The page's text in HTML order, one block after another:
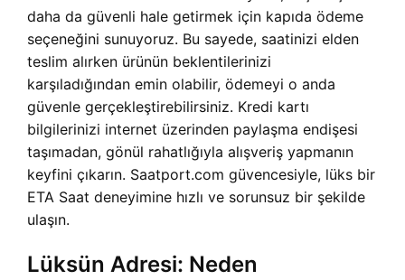
daha da güvenli hale getirmek için kapıda ödeme
seçeneğini sunuyoruz. Bu sayede, saatinizi elden
teslim alırken ürünün beklentilerinizi
karşıladığından emin olabilir, ödemeyi o anda
güvenle gerçekleştirebilirsiniz. Kredi kartı
bilgilerinizi internet üzerinden paylaşma endişesi
taşımadan, gönül rahatlığıyla alışveriş yapmanın
keyfini çıkarın. Saatport.com güvencesiyle, lüks bir
ETA Saat deneyimine hızlı ve sorunsuz bir şekilde
ulaşın.
Lüksün Adresi: Neden